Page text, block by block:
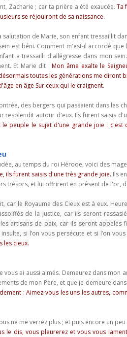
Zacharie ; car ta prière a été exaucée. Ta
se réjouiront de sa naissance.
de Marie, son enfant tressaillit
est béni. Comment m'est-il accordé
a tressailli d'allégresse dans mon
Et Marie dit :Mon âme exalte le
toutes les générations me diront
en âge Sur ceux qui le craignent.
des bergers qui passaient dans les
resplendit autour d'eux. Ils furent saisis
peuple le sujet d'une grande joie : c'est
au temps du roi Hérode, voici des
ils furent saisis d'une très grande joie. Ils
trésors, et lui offrirent en présent de l'or,
car le Royaume des Cieux est à eux.
de la justice, car ils seront
artisans de paix, car ils seront appelés
si l’on vous persécute et si l’on
les cieux.
vous ai aussi aimés. Demeurez dans
de mon Père, et que je demeure
: Aimez-vous les uns les autres,
ne me verrez plus ; et puis encore un
le dis, vous pleurerez et vous vous